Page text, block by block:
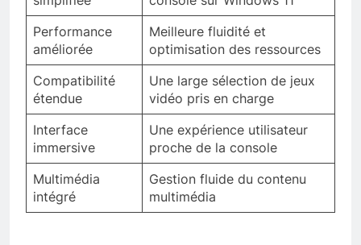
Performance
améliorée
Meilleure fluidité et
optimisation des ressources
Compatibilité
étendue
Une large sélection de jeux
vidéo pris en charge
Interface
immersive
Une expérience utilisateur
proche de la console
Multimédia
intégré
Gestion fluide du contenu
multimédia